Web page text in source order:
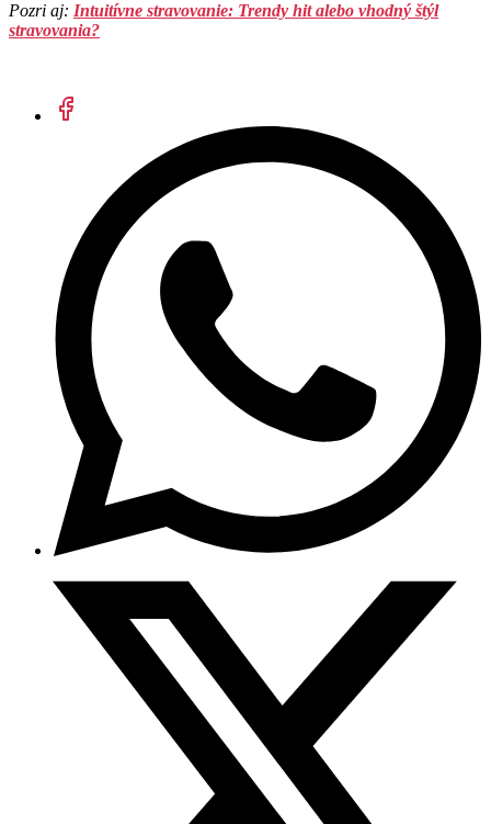
Pozri aj: Intuitívne stravovanie: Trendy hit alebo vhodný štýl
stravovania?